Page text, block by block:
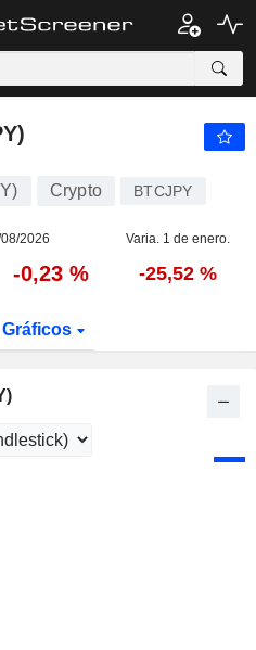
Crypto BTCJPY
2026 Varia. 1 de enero.
-0,23 % -25,52 %
Gráficos